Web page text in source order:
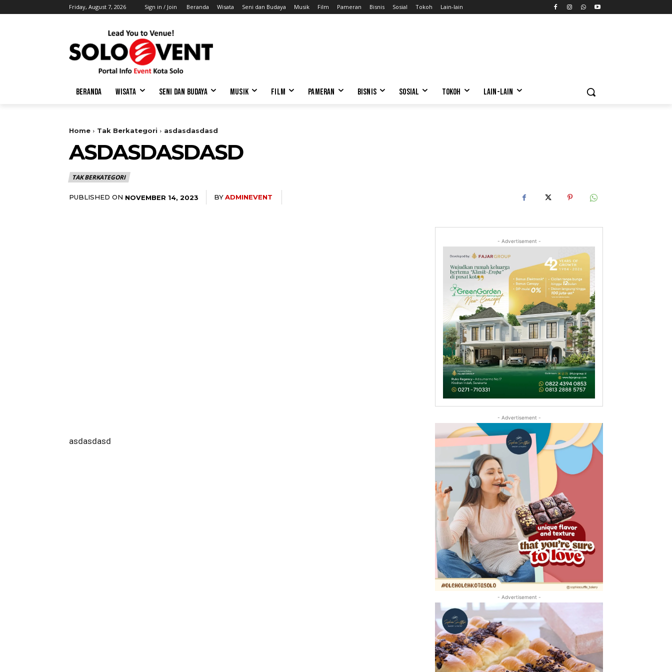
Friday, August 7, 2026 Sign in / Join Beranda Wisata Seni dan Budaya Musik Film Pameran Bisnis Sosial Tokoh Lain-lain
BERANDA WISATA SENI DAN BUDAYA MUSIK FILM PAMERAN BISNIS SOSIAL TOKOH LAIN-LAIN
Home Tak Berkategori asdasdasdasd
ASDASDASDASD
TAK BERKATEGORI
PUBLISHED ON NOVEMBER 14, 2023 BYADMINEVENT
- Advertisement -
asdasdasd
- Advertisement -
- Advertisement -